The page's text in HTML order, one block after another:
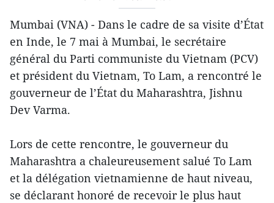
Mumbai (VNA) - Dans le cadre de sa visite d’État
en Inde, le 7 mai à Mumbai, le secrétaire
général du Parti communiste du Vietnam (PCV)
et président du Vietnam, To Lam, a rencontré le
gouverneur de l’État du Maharashtra, Jishnu
Dev Varma.
Lors de cette rencontre, le gouverneur du
Maharashtra a chaleureusement salué To Lam
et la délégation vietnamienne de haut niveau,
se déclarant honoré de recevoir le plus haut